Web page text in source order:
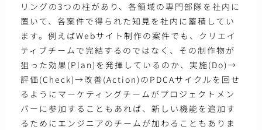
リングの3つの柱があり、各領域の専門部隊を社内に
置いて、各案件で得られた知見を社内に蓄積してい
ます。例えばWebサイト制作の案件でも、クリエイ
ティブチームで完結するのではなく、その制作物が
狙った効果(Plan)を発揮しているのか、実施(Do)→
評価(Check)→改善(Action)のPDCAサイクルを回せ
るようにマーケティングチームがプロジェクトメン
バーに参加することもあれば、新しい機能を追加す
るためにエンジニアのチームが加わることもありま